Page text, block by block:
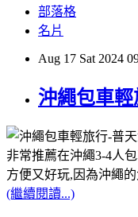
部落格
名片
Aug 17 Sat 2024
沖繩包車
非常推薦在沖繩3-4人
方便又好玩,因為沖繩
(繼續閱讀...)